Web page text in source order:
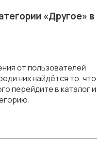
«Другое» в
от пользователей
них найдётся то, что
перейдите в каталог и